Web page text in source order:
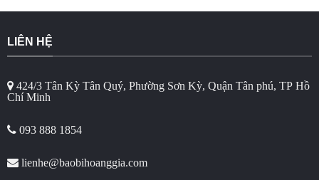
LIÊN HỆ
424/3 Tân Kỳ Tân Quý, Phường Sơn Kỳ, Quận Tân phú, TP Hồ
Chí Minh
093 888 1854
lienhe@baobihoanggia.com